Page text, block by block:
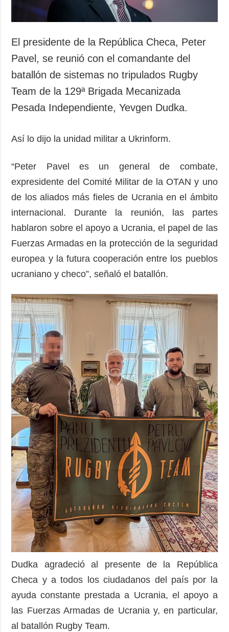
El presidente de la República Checa, Peter
Pavel, se reunió con el comandante del
batallón de sistemas no tripulados Rugby
Team de la 129ª Brigada Mecanizada
Pesada Independiente, Yevgen Dudka.
Así lo dijo la unidad militar a Ukrinform.
“Peter Pavel es un general de combate,
expresidente del Comité Militar de la OTAN y uno
de los aliados más fieles de Ucrania en el ámbito
internacional. Durante la reunión, las partes
hablaron sobre el apoyo a Ucrania, el papel de las
Fuerzas Armadas en la protección de la seguridad
europea y la futura cooperación entre los pueblos
ucraniano y checo”, señaló el batallón.
Dudka agradeció al presente de la República
Checa y a todos los ciudadanos del país por la
ayuda constante prestada a Ucrania, el apoyo a
las Fuerzas Armadas de Ucrania y, en particular,
al batallón Rugby Team.